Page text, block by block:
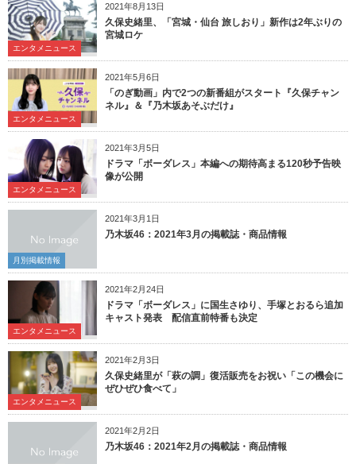
2021年8月13日
エンタメニュース
久保史緒里、「宮城・仙台 旅しおり」新作は2年ぶりの
宮城ロケ
2021年5月6日
エンタメニュース
「のぎ動画」内で2つの新番組がスタート『久保チャン
ネル』＆『乃木坂あそぶだけ』
2021年3月5日
エンタメニュース
ドラマ「ボーダレス」本編への期待高まる120秒予告映
像が公開
2021年3月1日
月別掲載情報
乃木坂46：2021年3月の掲載誌・商品情報
2021年2月24日
エンタメニュース
ドラマ「ボーダレス」に国生さゆり、手塚とおるら追加
キャスト発表 配信直前特番も決定
2021年2月3日
エンタメニュース
久保史緒里が「萩の調」復活販売をお祝い「この機会に
ぜひぜひ食べて」
2021年2月2日
乃木坂46：2021年2月の掲載誌・商品情報